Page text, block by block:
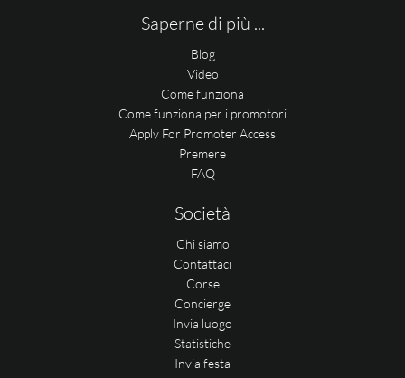
Saperne di più ...
Blog
Video
Come funziona
Come funziona per i promotori
Apply For Promoter Access
Premere
FAQ
Società
Chi siamo
Contattaci
Corse
Concierge
Invia luogo
Statistiche
Invia festa